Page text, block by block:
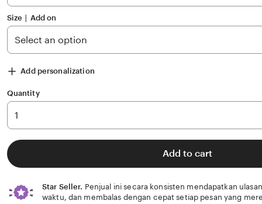
Size ∣ Add on
Add personalization
Quantity
Add to cart
Star Seller. Penjual ini secara konsisten mendapatkan
waktu, dan membalas dengan cepat setiap pesan yang